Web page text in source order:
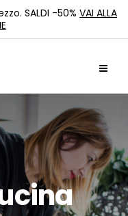
SALDI -50% VAI ALLA